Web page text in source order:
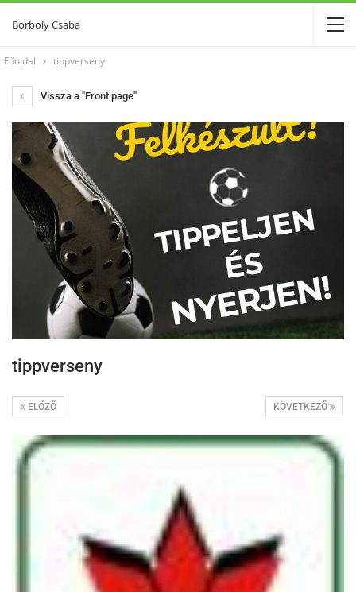
Borboly Csaba
Főoldal tippverseny
Vissza a "Front page"
tippverseny
KÖVETKEZŐ
ELŐZŐ